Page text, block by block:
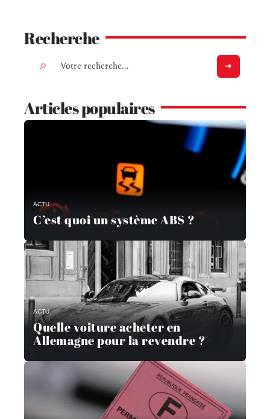
Recherche
Articles populaires
ACTU
C’est quoi un système ABS ?
ACTU
Quelle voiture acheter en
Allemagne pour la revendre ?